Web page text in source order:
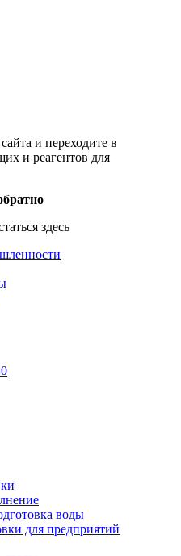
и переходите в
и реагентов для
здесь
воды
для предприятий